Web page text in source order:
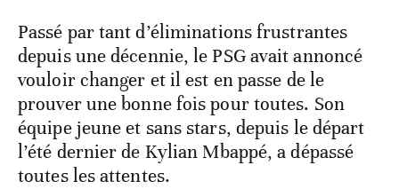
Passé par tant d’éliminations frustrantes
depuis une décennie, le PSG avait annoncé
vouloir changer et il est en passe de le
prouver une bonne fois pour toutes. Son
équipe jeune et sans stars, depuis le départ
l’été dernier de Kylian Mbappé, a dépassé
toutes les attentes.